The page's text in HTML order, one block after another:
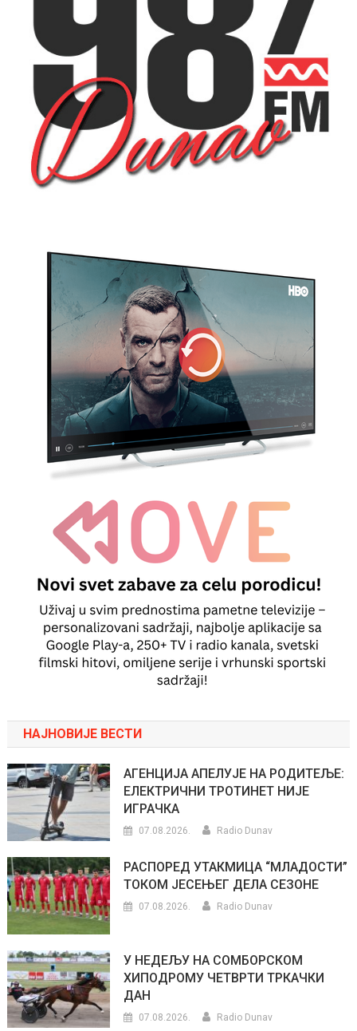
НАЈНОВИЈЕ ВЕСТИ
АГЕНЦИЈА АПЕЛУЈЕ НА РОДИТЕЉЕ:
ЕЛЕКТРИЧНИ ТРОТИНЕТ НИЈЕ
ИГРАЧКА
07.08.2026. Radio Dunav
РАСПОРЕД УТАКМИЦА “МЛАДОСТИ”
ТОКОМ ЈЕСЕЊЕГ ДЕЛА СЕЗОНЕ
07.08.2026. Radio Dunav
У НЕДЕЉУ НА СОМБОРСКОМ
ХИПОДРОМУ ЧЕТВРТИ ТРКАЧКИ
ДАН
07.08.2026. Radio Dunav